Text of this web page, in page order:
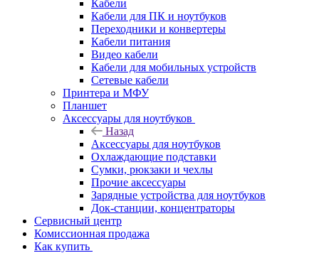
Кабели
Кабели для ПК и ноутбуков
Переходники и конвертеры
Кабели питания
Видео кабели
Кабели для мобильных устройств
Сетевые кабели
Принтера и МФУ
Планшет
Аксессуары для ноутбуков
Назад
Аксессуары для ноутбуков
Охлаждающие подставки
Сумки, рюкзаки и чехлы
Прочие аксессуары
Зарядные устройства для ноутбуков
Док-станции, концентраторы
Сервисный центр
Комиссионная продажа
Как купить